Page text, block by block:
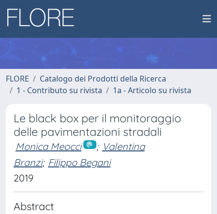
FLORE
Catalogo dei Prodotti della Ricerca
1 - Contributo su rivista
1a - Articolo su rivista
Le black box per il monitoraggio
delle pavimentazioni stradali
Monica Meocci ; Valentina
Branzi; Filippo Begani
2019
Abstract